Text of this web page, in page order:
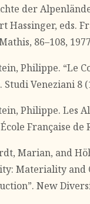
der
Hassinger, eds.
86–108,
Philippe. “Le
Studi Veneziani 8
Philippe. Les
Française de
Marian, and
Materiality and
New